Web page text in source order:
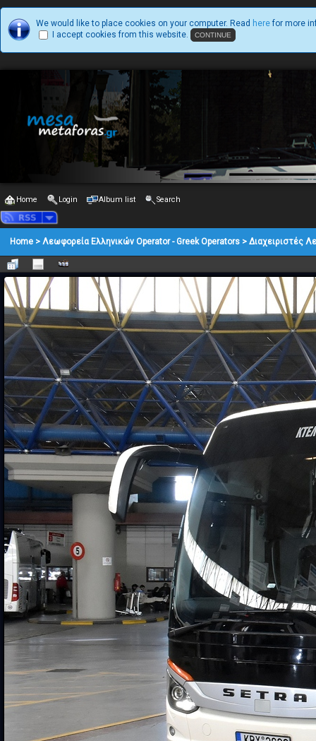
We would like to place cookies on your computer. Read here for more
I accept cookies from this website.
Home Login Album list Search
Home > Λεωφορεία Ελληνικών Operator - Greek Operators > Διαχειριστές